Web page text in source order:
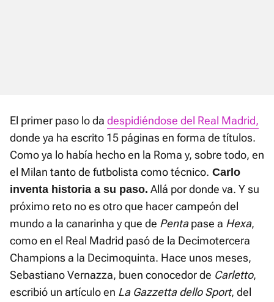
El primer paso lo da despidiéndose del Real Madrid,
donde ya ha escrito 15 páginas en forma de títulos.
Como ya lo había hecho en la Roma y, sobre todo, en
el Milan tanto de futbolista como técnico. Carlo
inventa historia a su paso. Allá por donde va. Y su
próximo reto no es otro que hacer campeón del
mundo a la canarinha y que de Pentapase a Hexa,
como en el Real Madrid pasó de la Decimotercera
Champions a la Decimoquinta. Hace unos meses,
Sebastiano Vernazza, buen conocedor de Carletto,
escribió un artículo en La Gazzetta dello Sport, del